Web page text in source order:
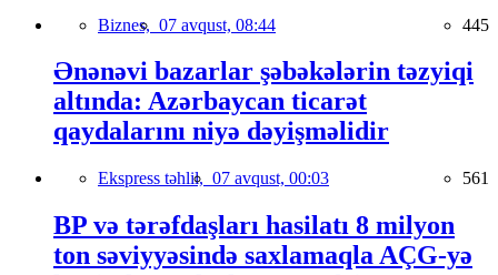
Biznes, 07 avqust, 08:44 445
Ənənəvi bazarlar şəbəkələrin təzyiqi
altında: Azərbaycan ticarət
qaydalarını niyə dəyişməlidir
Ekspress təhlil, 07 avqust, 00:03 561
BP və tərəfdaşları hasilatı 8 milyon
ton səviyyəsində saxlamaqla AÇG-yə